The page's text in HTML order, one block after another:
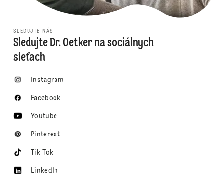
SLEDUJTE NÁS
Sledujte Dr. Oetker na sociálnych
sieťach
Instagram
Facebook
Youtube
Pinterest
Tik Tok
LinkedIn